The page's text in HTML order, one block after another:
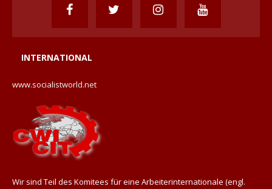
INTERNATIONAL
www.socialistworld.net
Wir sind Teil des Komitees für eine Arbeiterinternationale (engl.